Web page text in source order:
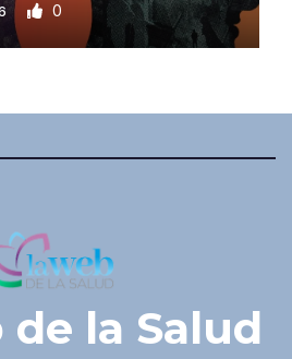
0
de la Salud